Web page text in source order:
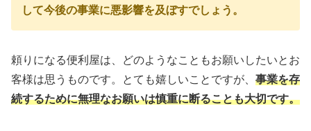
して今後の事業に悪影響を及ぼすでしょう。
頼りになる便利屋は、どのようなこともお願いしたいとお
客様は思うものです。とても嬉しいことですが、 事業を存
続するために無理なお願いは慎重に断ることも大切です。